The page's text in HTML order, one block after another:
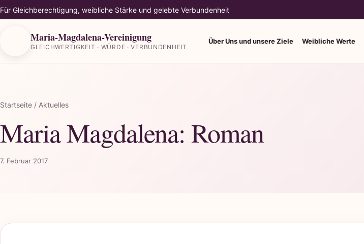
Für Gleichberechtigung, weibliche Stärke und gelebte Verbundenheit
Maria-Magdalena-Vereinigung
GLEICHWERTIGKEIT · WÜRDE · VERBUNDENHEIT
Über Uns und unsere Ziele Weibliche Werte
Startseite / Aktuelles
Maria Magdalena: Roman
7. Februar 2017